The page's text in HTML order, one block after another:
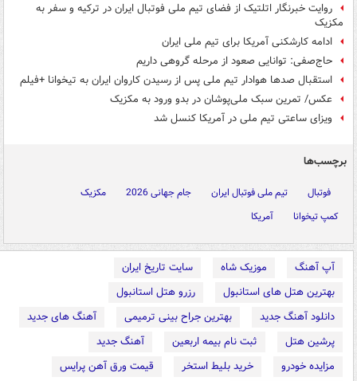
روایت خبرنگار اتلتیک از فضای تیم ملی فوتبال ایران در ترکیه و سفر به
مکزیک
ادامه کارشکنی آمریکا برای تیم ملی ایران
حاج‌صفی: توانایی صعود از مرحله گروهی داریم
استقبال صدها هوادار تیم ملی پس از رسیدن کاروان ایران به تیخوانا +فیلم
عکس/ تمرین سبک ملی‌پوشان در بدو ورود به مکزیک
ویزای ساعتی تیم ملی در آمریکا کنسل شد
برچسب‌ها
فوتبال تیم ملی فوتبال ایران جام جهانی 2026
مکزیک
کمپ تیخوانا
آمریکا
آپ آهنگ موزیک شاه
سایت تاریخ ایران
بهترین هتل های استانبول
رزرو هتل استانبول
دانلود آهنگ جدید
بهترین جراح بینی ترمیمی
آهنگ های جدید
پرشین هتل
ثبت نام بیمه اربعین
آهنگ جدید
مزایده خودرو
خرید بلیط استخر
قیمت ورق آهن پرایس